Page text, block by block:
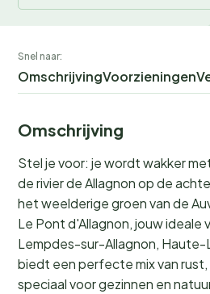
Snel naar:
OmschrijvingVoorzieningen
Omschrijving
Stel je voor: je wordt wakker
de rivier de Allagnon op de
het weelderige groen van de
Le Pont d'Allagnon, jouw ideale
Lempdes-sur-Allagnon, Haute-
biedt een perfecte mix van rust,
speciaal voor gezinnen en